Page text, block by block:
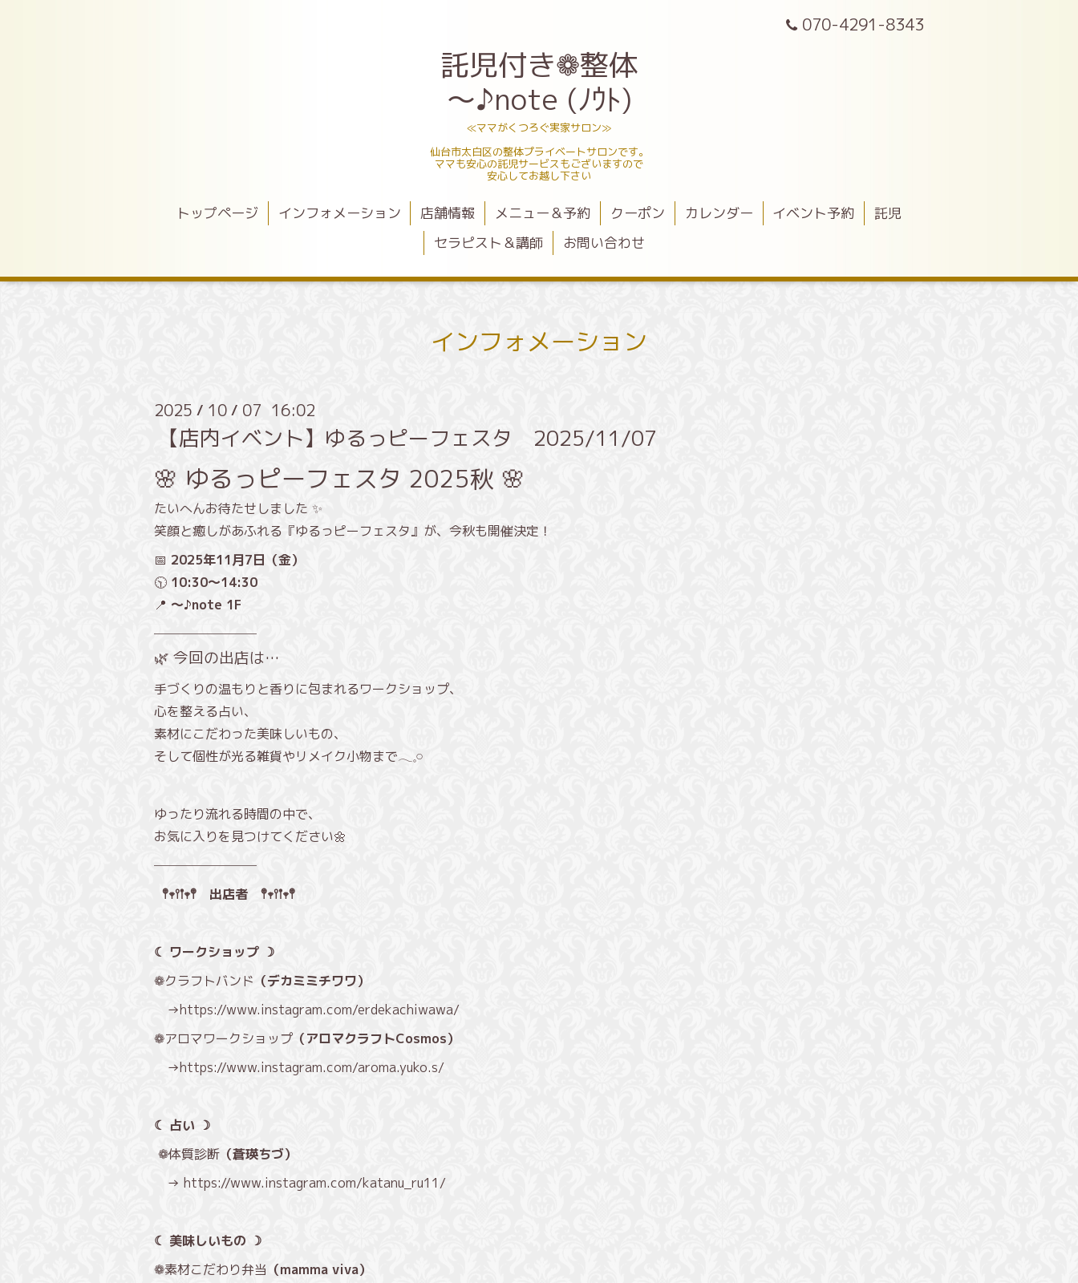
070-4291-8343
託児付き❁整体
～♪note (ﾉｳﾄ)
≪ママがくつろぐ実家サロン≫
仙台市太白区の整体プライベートサロンです。
ママも安心の託児サービスもございますので
安心してお越し下さい
トップページ インフォメーション 店舗情報 メニュー＆予約 クーポン カレンダー イベント予約
託児
セラピスト＆講師
お問い合わせ
インフォメーション
2025 / 10 / 07 16:02
【店内イベント】ゆるっピーフェスタ 2025/11/07
🌸 ゆるっピーフェスタ 2025秋 🌸
たいへんお待たせしました ✨
笑顔と癒しがあふれる『ゆるっピーフェスタ』が、今秋も開催決定！
📅 2025年11月7日（金）
🕥 10:30〜14:30
📍 〜♪note 1F
────────
🌿 今回の出店は…
手づくりの温もりと香りに包まれるワークショップ、
心を整える占い、
素材にこだわった美味しいもの、
そして個性が光る雑貨やリメイク小物まで𓂃𓈒𓏸
ゆったり流れる時間の中で、
お気に入りを見つけてください🌼
────────
𖤣𖥧𖥣𖡡𖥧𖤣 出店者 𖤣𖥧𖥣𖡡𖥧𖤣
☾ ワークショップ ☽
❁クラフトバンド （デカミミチワワ）
→https://www.instagram.com/erdekachiwawa/
❁アロマワークショップ （アロマクラフトCosmos）
→https://www.instagram.com/aroma.yuko.s/
☾ 占い ☽
❁体質診断 （蒼瑛ちづ）
→ https://www.instagram.com/katanu_ru11/
☾ 美味しいもの ☽
❁素材こだわり弁当 （mamma viva）